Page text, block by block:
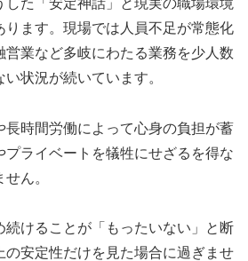
ります。現場では人員不足が常態化
営業など多岐にわたる業務を少人数
状況が続いています。
長時間労働によって心身の負担が蓄
プライベートを犠牲にせざるを得な
ん。
続けることが「もったいない」と断
の安定性だけを見た場合に過ぎませ